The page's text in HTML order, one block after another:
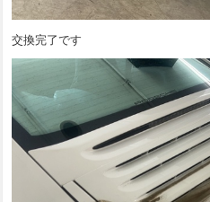
交換完了です